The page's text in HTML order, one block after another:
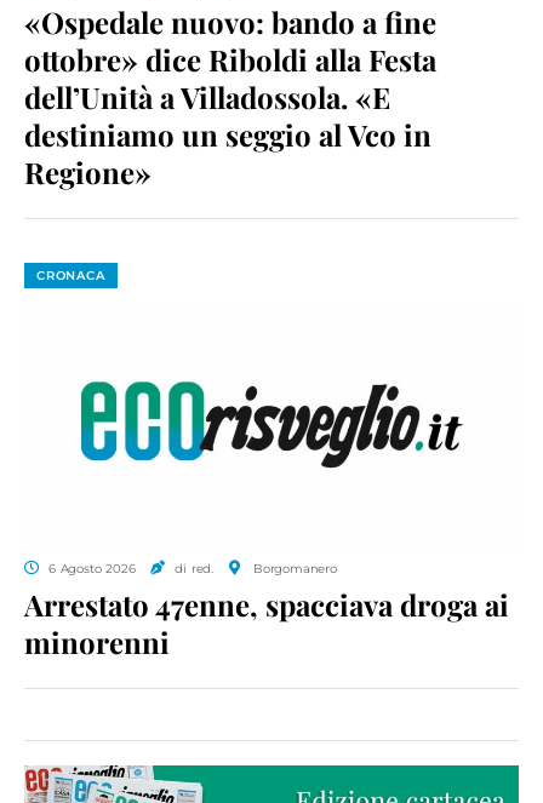
«Ospedale nuovo: bando a fine
ottobre» dice Riboldi alla Festa
dell’Unità a Villadossola. «E
destiniamo un seggio al Vco in
Regione»
CRONACA
6 Agosto 2026 di red. Borgomanero
Arrestato 47enne, spacciava droga ai
minorenni